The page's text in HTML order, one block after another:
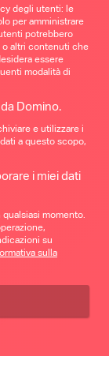
degli utenti: le
per amministrare
potrebbero
altri contenuti che
essere
modalità di
Domino.
e utilizzare i
a questo scopo,
i miei dati
momento.
su
sulla